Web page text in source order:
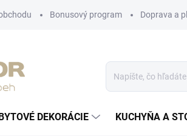
Bonusový program Doprava a
DEKORÁCIE KUCHYŇA A